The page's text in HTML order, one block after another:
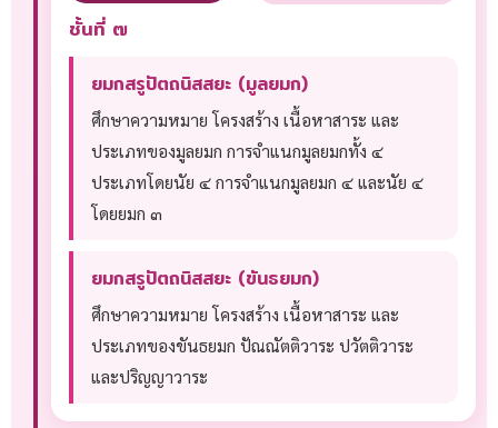
ชั้นที่ ๗
ยมกสรูปัตถนิสสยะ (มูลยมก)
ศึกษาความหมาย โครงสร้าง เนื้อหาสาระ และ
ประเภทของมูลยมก การจำแนกมูลยมกทั้ง ๔
ประเภทโดยนัย ๔ การจำแนกมูลยมก ๔ และนัย ๔
โดยยมก ๓
ยมกสรูปัตถนิสสยะ (ขันธยมก)
ศึกษาความหมาย โครงสร้าง เนื้อหาสาระ และ
ประเภทของขันธยมก ปัณณัตติวาระ ปวัตติวาระ
และปริญญาวาระ